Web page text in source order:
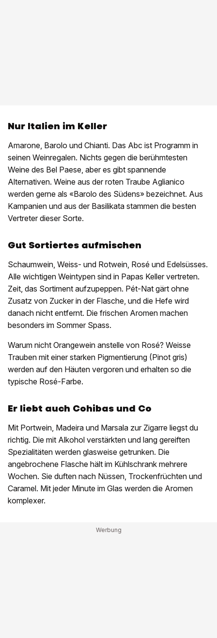
Nur Italien im Keller
Amarone, Barolo und Chianti. Das Abc ist Programm in
seinen Weinregalen. Nichts gegen die berühmtesten
Weine des Bel Paese, aber es gibt spannende
Alternativen. Weine aus der roten Traube Aglianico
werden gerne als «Barolo des Südens» bezeichnet. Aus
Kampanien und aus der Basilikata stammen die besten
Vertreter dieser Sorte.
Gut Sortiertes aufmischen
Schaumwein, Weiss- und Rotwein, Rosé und Edelsüsses.
Alle wichtigen Weintypen sind in Papas Keller vertreten.
Zeit, das Sortiment aufzupeppen. Pét-Nat gärt ohne
Zusatz von Zucker in der Flasche, und die Hefe wird
danach nicht entfernt. Die frischen Aromen machen
besonders im Sommer Spass.
Warum nicht Orangewein anstelle von Rosé? Weisse
Trauben mit einer starken Pigmentierung (Pinot gris)
werden auf den Häuten vergoren und erhalten so die
typische Rosé-Farbe.
Er liebt auch Cohibas und Co
Mit Portwein, Madeira und Marsala zur Zigarre liegst du
richtig. Die mit Alkohol verstärkten und lang gereiften
Spezialitäten werden glasweise getrunken. Die
angebrochene Flasche hält im Kühlschrank mehrere
Wochen. Sie duften nach Nüssen, Trockenfrüchten und
Caramel. Mit jeder Minute im Glas werden die Aromen
komplexer.